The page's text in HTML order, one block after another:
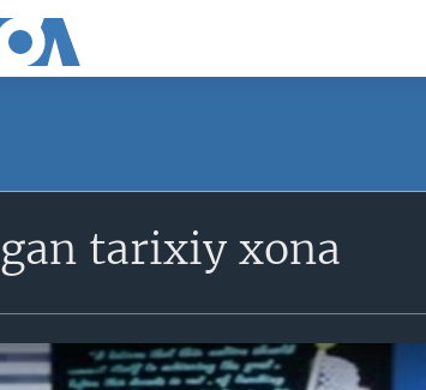
tarixiy xona